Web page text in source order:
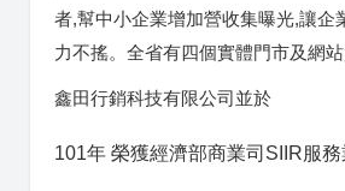
者,幫中小企業增加營收集曝光,讓企
力不搖。全省有四個實體門市及網
鑫田行銷科技有限公司並於
101年 榮獲經濟部商業司SIIR服